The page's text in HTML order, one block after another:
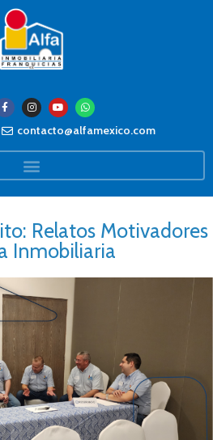
contacto@alfamexico.com
Relatos Motivadores
Inmobiliaria